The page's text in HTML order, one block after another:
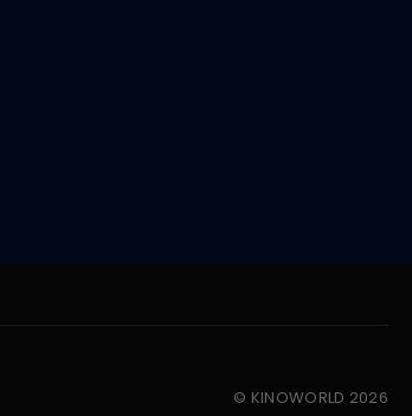
© KINOWORLD 2026